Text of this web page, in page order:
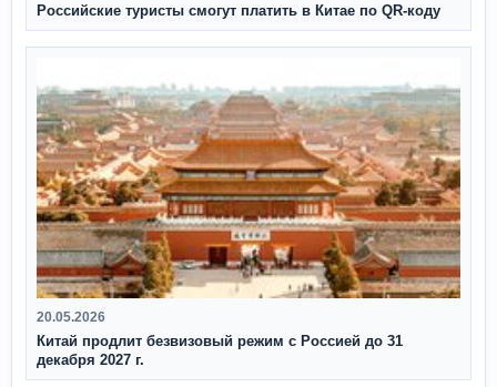
Российские туристы смогут платить в Китае по QR‑коду
20.05.2026
Китай продлит безвизовый режим с Россией до 31
декабря 2027 г.